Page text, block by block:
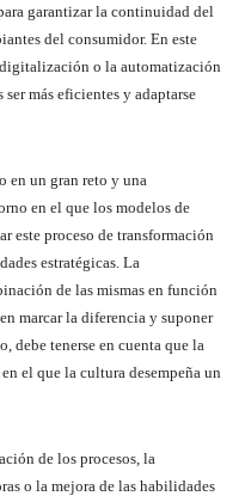
garantizar la continuidad del
del consumidor. En este
o la automatización
más eficientes y adaptarse
en un gran reto y una
en el que los modelos de
este proceso de transformación
estratégicas. La
de las mismas en función
marcar la diferencia y suponer
debe tenerse en cuenta que la
el que la cultura desempeña un
de los procesos, la
o la mejora de las habilidades